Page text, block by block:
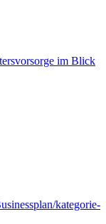
im Blick
kategorie-